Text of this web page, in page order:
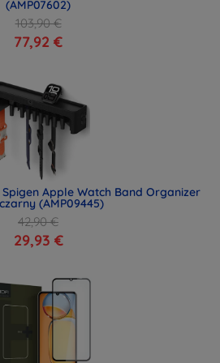
(AMP07602)
103,90 €
77,92 €
Apple Watch Band Organizer
czarny (AMP09445)
42,90 €
29,93 €